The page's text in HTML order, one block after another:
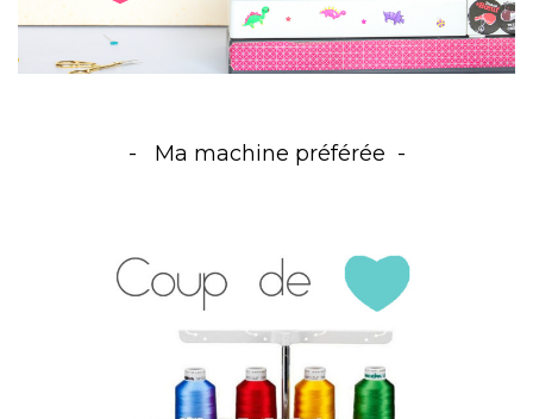
Ma machine préférée